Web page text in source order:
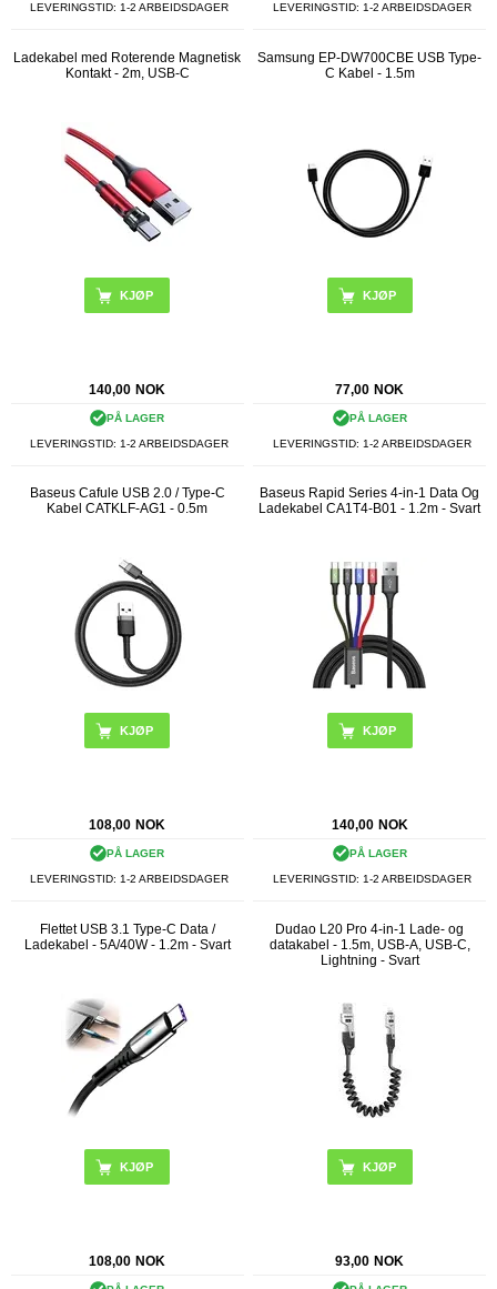
LEVERINGSTID: 1-2 ARBEIDSDAGER LEVERINGSTID: 1-2 ARBEIDSDAGER
Ladekabel med Roterende Magnetisk
Kontakt - 2m, USB-C
KJØP
140,00 NOK
PÅ LAGER
LEVERINGSTID: 1-2 ARBEIDSDAGER
Samsung EP-DW700CBE USB Type-
C Kabel - 1.5m
KJØP
77,00 NOK
PÅ LAGER
LEVERINGSTID: 1-2 ARBEIDSDAGER
Baseus Cafule USB 2.0 / Type-C
Kabel CATKLF-AG1 - 0.5m
KJØP
108,00 NOK
PÅ LAGER
LEVERINGSTID: 1-2 ARBEIDSDAGER
Baseus Rapid Series 4-in-1 Data Og
Ladekabel CA1T4-B01 - 1.2m - Svart
140,00 NOK
PÅ LAGER
LEVERINGSTID: 1-2 ARBEIDSDAGER
Flettet USB 3.1 Type-C Data /
Ladekabel - 5A/40W - 1.2m - Svart
108,00 NOK
Dudao L20 Pro 4-in-1 Lade- og
datakabel - 1.5m, USB-A, USB-C,
Lightning - Svart
93,00 NOK